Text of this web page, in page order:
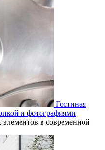
Гостиная
и фотографиями
в современной